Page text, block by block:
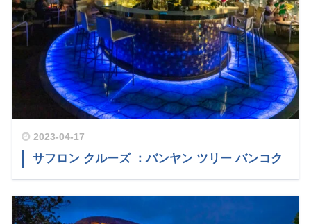
2023-04-17
サフロン クルーズ ：バンヤン ツリー バンコク